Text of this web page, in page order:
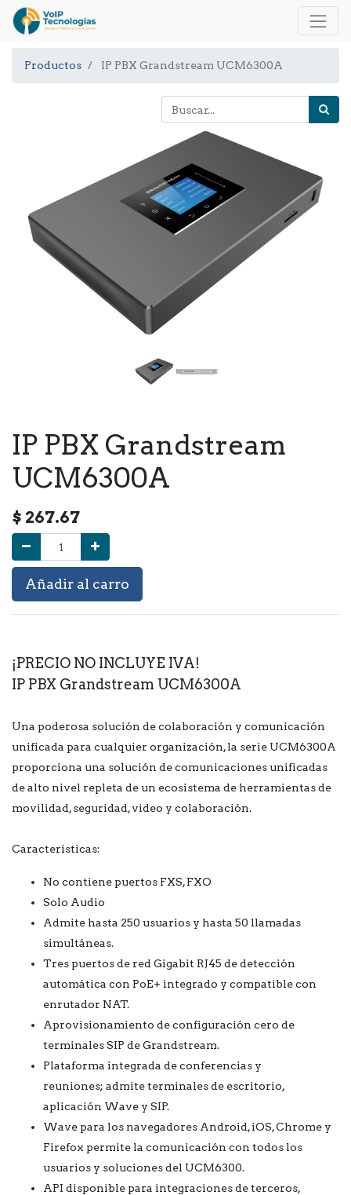
Productos IP PBX Grandstream UCM6300A
IP PBX Grandstream
UCM6300A
$ 267.67
Añadir al carro
¡PRECIO NO INCLUYE IVA!
IP PBX Grandstream UCM6300A
Una poderosa solución de colaboración y comunicación
unificada para cualquier organización, la serie UCM6300A
proporciona una solución de comunicaciones unificadas
de alto nivel repleta de un ecosistema de herramientas de
movilidad, seguridad, video y colaboración.
Características:
No contiene puertos FXS, FXO
Solo Audio
Admite hasta 250 usuarios y hasta 50 llamadas
simultáneas.
Tres puertos de red Gigabit RJ45 de detección
automática con PoE+ integrado y compatible con
enrutador NAT.
Aprovisionamiento de configuración cero de
terminales SIP de Grandstream.
Plataforma integrada de conferencias y
reuniones; admite terminales de escritorio,
aplicación Wave y SIP.
Wave para los navegadores Android, iOS, Chrome y
Firefox permite la comunicación con todos los
usuarios y soluciones del UCM6300.
API disponible para integraciones de terceros,